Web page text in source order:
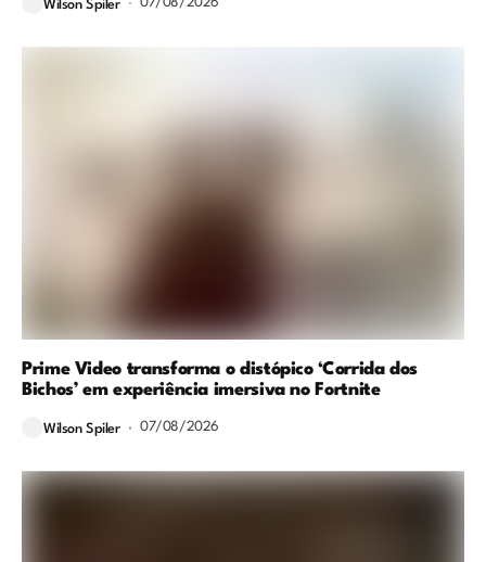
Wilson Spiler 07/08/2026
Prime Video transforma o distópico ‘Corrida dos
Bichos’ em experiência imersiva no Fortnite
Wilson Spiler 07/08/2026